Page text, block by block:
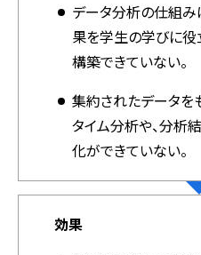
データ分析の仕組み
果を学生の学びに
構築できていない。
集約されたデータを
タイム分析や、分析
化ができていない。
効果